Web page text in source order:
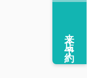
来店予約